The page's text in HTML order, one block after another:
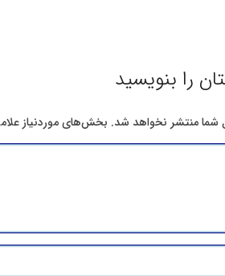
را بنویسید
شما منتشر نخواهد شد. بخش‌های موردنیاز